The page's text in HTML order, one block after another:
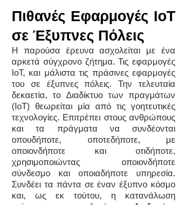
Πιθανές Εφαρμογές IoT
σε Έξυπνες Πόλεις
Η παρούσα έρευνα ασχολείται με ένα
αρκετά σύγχρονο ζήτημα. Τις εφαρμογές
IoT, και μάλιστα τις πράσινες εφαρμογές
του σε έξυπνες πόλεις. Την τελευταία
δεκαετία, το Διαδίκτυο των πραγμάτων
(IoT) θεωρείται μία από τις γοητευτικές
τεχνολογίες. Επιτρέπει στους ανθρώπους
και τα πράγματα να συνδέονται
οπουδήποτε, οποτεδήποτε, με
οποιονδήποτε και οτιδήποτε,
χρησιμοποιώντας οποιονδήποτε
σύνδεσμο και οποιαδήποτε υπηρεσία.
Συνδέει τα πάντα σε έναν έξυπνο κόσμο
και, ως εκ τούτου, η κατανάλωση